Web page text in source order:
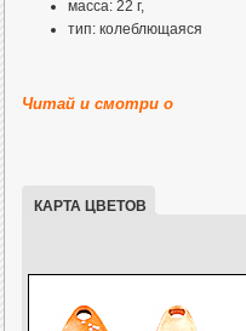
масса: 22 г,
тип: колеблющаяся
Читай и смотри о
КАРТА ЦВЕТОВ